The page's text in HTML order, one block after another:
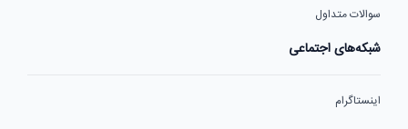
سوالات متداول
شبکه‌های اجتماعی
اینستاگرام